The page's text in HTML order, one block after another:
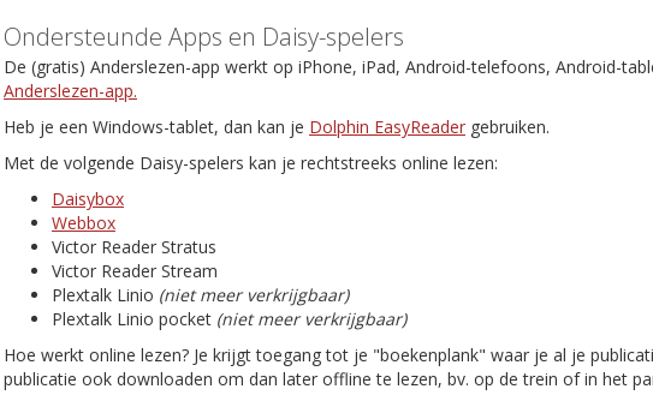
Ondersteunde Apps en Daisy-spelers
De (gratis) Anderslezen-app werkt op iPhone, iPad, Android-telefoons, Android-
Anderslezen-app.
Heb je een Windows-tablet, dan kan je Dolphin EasyReader gebruiken.
Met de volgende Daisy-spelers kan je rechtstreeks online lezen:
Daisybox
Webbox
Victor Reader Stratus
Victor Reader Stream
Plextalk Linio (niet meer verkrijgbaar)
Plextalk Linio pocket (niet meer verkrijgbaar)
Hoe werkt online lezen? Je krijgt toegang tot je "boekenplank" waar je al je
publicatie ook downloaden om dan later offline te lezen, bv. op de trein of in het